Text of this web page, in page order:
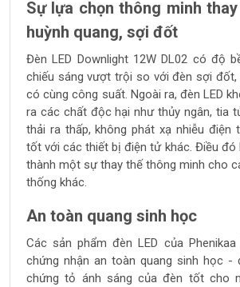
Sự lựa chọn thông minh
huỳnh quang, sợi đốt
Đèn LED Downlight 12W DL02 có độ
chiếu sáng vượt trội so với đèn sợi đốt,
có cùng công suất. Ngoài ra, đèn LED
ra các chất độc hại như thủy ngân, tia
thải ra thấp, không phát xạ nhiễu điện
tốt với các thiết bị điện tử khác. Điều đó
thành một sự thay thế thông minh cho
thống khác.
An toàn quang sinh học
Các sản phẩm đèn LED của
chứng nhận an toàn quang sinh học -
chứng tỏ ánh sáng của đèn tốt cho